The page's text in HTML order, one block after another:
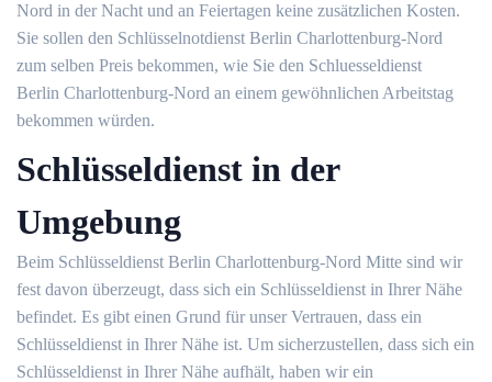
Nord in der Nacht und an Feiertagen keine zusätzlichen Kosten.
Sie sollen den Schlüsselnotdienst Berlin Charlottenburg-Nord
zum selben Preis bekommen, wie Sie den Schluesseldienst
Berlin Charlottenburg-Nord an einem gewöhnlichen Arbeitstag
bekommen würden.
Schlüsseldienst in der
Umgebung
Beim Schlüsseldienst Berlin Charlottenburg-Nord Mitte sind wir
fest davon überzeugt, dass sich ein Schlüsseldienst in Ihrer Nähe
befindet. Es gibt einen Grund für unser Vertrauen, dass ein
Schlüsseldienst in Ihrer Nähe ist. Um sicherzustellen, dass sich ein
Schlüsseldienst in Ihrer Nähe aufhält, haben wir ein